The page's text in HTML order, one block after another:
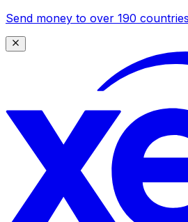
Send money to over 190